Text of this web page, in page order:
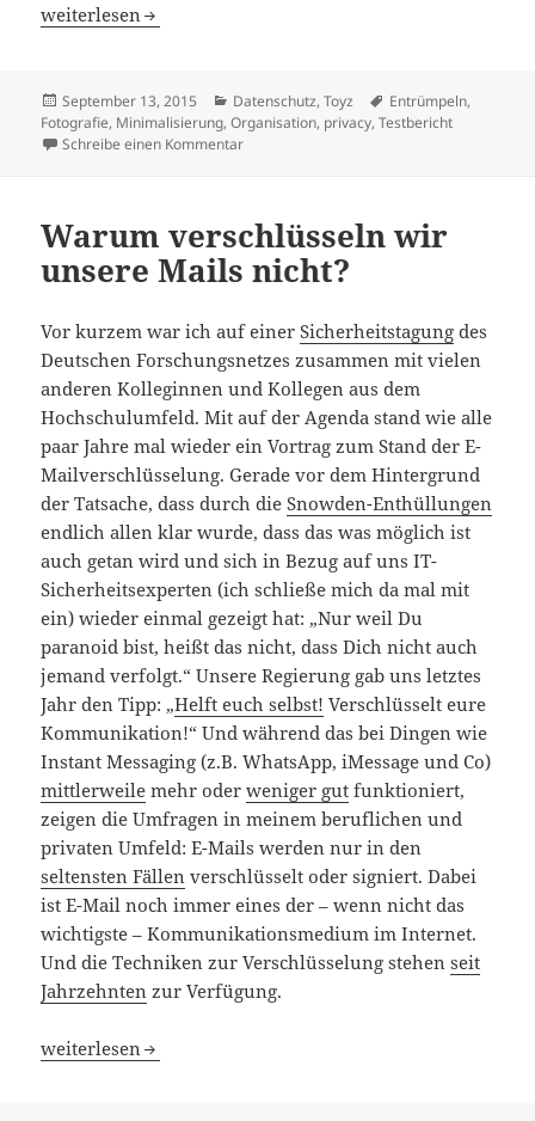
Cloudspeicher, NAS – Wo hin mit welchen Daten?
weiterlesen
Veröffentlicht
am
September 13, 2015 Kategorien
Datenschutz,Toyz Schlagwörter
Entrümpeln,
Fotografie, Minimalisierung,Organisation, privacy,Testbericht
Schreibe einen Kommentarzu Cloudspeicher, NAS – Wo hin mit
Warum verschlüsseln wir
unsere Mails nicht?
Vor kurzem war ich auf einerSicherheitstagung des
Deutschen Forschungsnetzes zusammen mit vielen
anderen Kolleginnen und Kollegen aus dem
Hochschulumfeld. Mit auf der Agenda stand wie alle
paar Jahre mal wieder ein Vortrag zum Stand der E-
Mailverschlüsselung. Gerade vor dem Hintergrund
der Tatsache, dass durch dieSnowden-Enthüllungen
endlich allen klar wurde, dass das was möglich ist
auch getan wird und sich in Bezug auf uns IT-
Sicherheitsexperten (ich schließe mich da mal mit
ein) wieder einmal gezeigt hat: „Nur weil Du
paranoid bist, heißt das nicht, dass Dich nicht auch
jemand verfolgt.“ Unsere Regierung gab uns letztes
Jahr den Tipp: „Helft euch selbst! Verschlüsselt eure
Kommunikation!“ Und während das bei Dingen wie
Instant Messaging (z.B. WhatsApp, iMessage und Co)
mittlerweile mehr oderweniger gut funktioniert,
zeigen die Umfragen in meinem beruflichen und
privaten Umfeld: E-Mails werden nur in den
seltensten Fällen verschlüsselt oder signiert. Dabei
ist E-Mail noch immer eines der – wenn nicht das
wichtigste – Kommunikationsmedium im Internet.
Und die Techniken zur Verschlüsselung stehenseit
Jahrzehnten zur Verfügung.
Warum verschlüsseln wir unsere Mails nicht?
weiterlesen